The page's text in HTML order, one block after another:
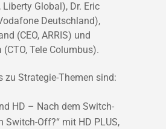
Global), Dr. Eric
Deutschland),
(CEO, ARRIS) und
Tele Columbus).
zu Strategie-Themen sind:
HD – Nach dem Switch-
Switch-Off?“ mit HD PLUS,